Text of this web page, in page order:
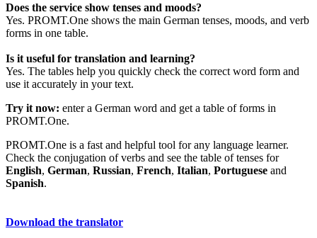
Does the service show tenses and moods?
Yes. PROMT.One shows the main German tenses, moods, and verb
forms in one table.
Is it useful for translation and learning?
Yes. The tables help you quickly check the correct word form and
use it accurately in your text.
Try it now: enter a German word and get a table of forms in
PROMT.One.
PROMT.One is a fast and helpful tool for any language learner.
Check the conjugation of verbs and see the table of tenses for
English, German, Russian, French, Italian, Portuguese and
Spanish.
Download the translator